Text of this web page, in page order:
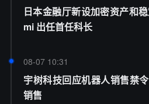
日本金融厅新设加密资产和
mi 出任首任科长
08-07 10:31
宇树科技回应机器人销售禁
销售